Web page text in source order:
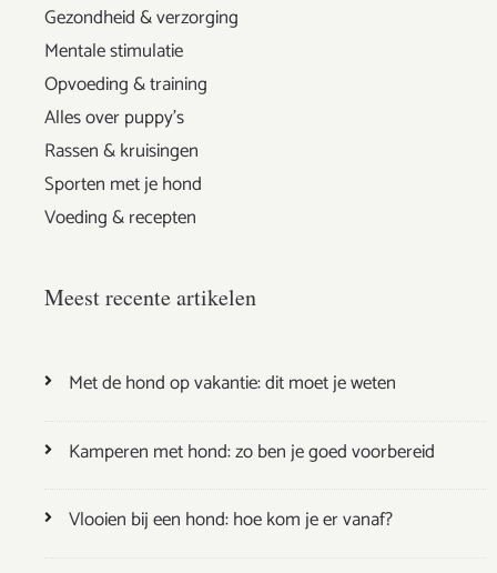
Gezondheid & verzorging
Mentale stimulatie
Opvoeding & training
Alles over puppy's
Rassen & kruisingen
Sporten met je hond
Voeding & recepten
Meest recente artikelen
Met de hond op vakantie: dit moet je weten
Kamperen met hond: zo ben je goed voorbereid
Vlooien bij een hond: hoe kom je er vanaf?